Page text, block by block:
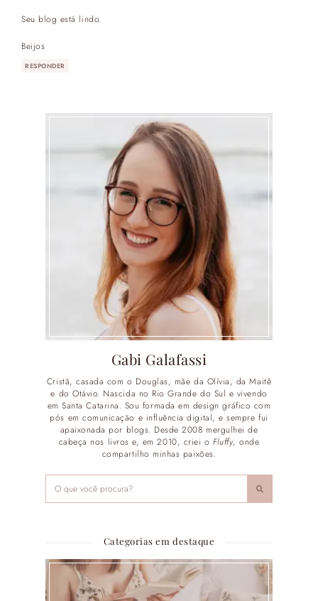
Seu blog está lindo.
Beijos
RESPONDER
Gabi Galafassi
Cristã, casada com o Douglas, mãe da Olívia, da Maitê
e do Otávio. Nascida no Rio Grande do Sul e vivendo
em Santa Catarina. Sou formada em design gráfico com
pós em comunicação e influência digital, e sempre fui
apaixonada por blogs. Desde 2008 mergulhei de
cabeça nos livros e, em 2010, criei o Fluffy, onde
compartilho minhas paixões.
Categorias em destaque